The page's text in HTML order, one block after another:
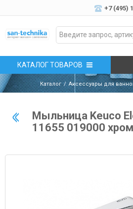
+7 (495)
КАТАЛОГ ТОВАРОВ
Каталог Аксессуары для
Мыльница Keuco
11655 019000 хром